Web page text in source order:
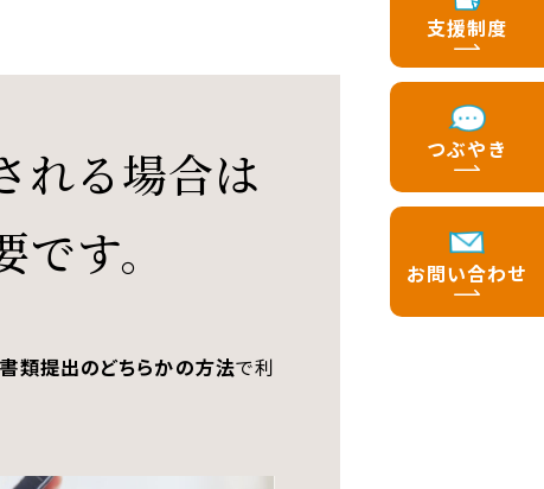
支援制度
つぶやき
お問い合わせ
れる場合は
す。
類提出のどちらかの方法で利